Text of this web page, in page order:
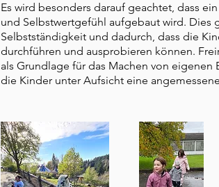
Es wird besonders darauf geachtet, dass
und Selbstwertgefühl aufgebaut wird. Dies
Selbstständigkeit und dadurch, dass die
durchführen und ausprobieren können.
als Grundlage für das Machen von eigenen
die Kinder unter Aufsicht eine